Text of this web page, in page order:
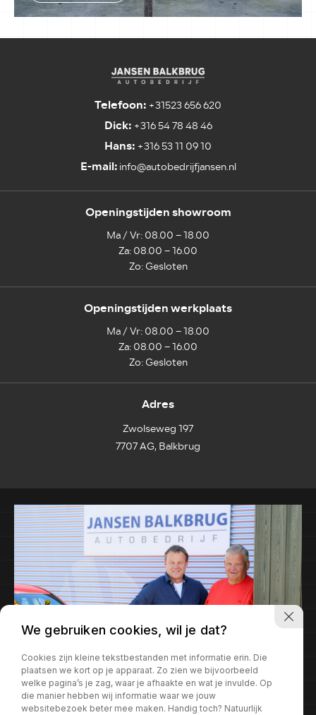
Telefoon: +31523 656 620
Dick:+316 54 78 48 46
Hans: +316 53 11 09 10
E-mail:info@autobedrijfjansen.nl
Openingstijden showroom
Ma / Vr: 08.00 – 18.00
Za: 08.00 – 16.00
Zo: Gesloten
Openingstijden werkplaats
Ma / Vr: 08.00 – 18.00
Za: 08.00 – 16.00
Zo: Gesloten
Adres
Zwolseweg 197
7707 AG, Balkbrug
We gebruiken cookies, wil je dat?
Cookies zijn kleine tekstbestanden met informatie erin. Die
plaatsen we kort op je apparaat. Zo zien we bijvoorbeeld
welke pagina’s je zag, waar je afhaakte en wat je invulde. Op
die manier hebben wij informatie waar we jouw
websitebezoek beter mee maken. Handig toch? Natuurlijk